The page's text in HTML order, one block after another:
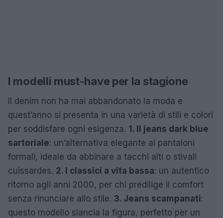
I modelli must-have per la stagione
Il denim non ha mai abbandonato la moda e
quest’anno si presenta in una varietà di stili e colori
per soddisfare ogni esigenza. 1. Il jeans dark blue
sartoriale: un’alternativa elegante ai pantaloni
formali, ideale da abbinare a tacchi alti o stivali
cuissardes. 2. I classici a vita bassa: un autentico
ritorno agli anni 2000, per chi predilige il comfort
senza rinunciare allo stile. 3. Jeans scampanati:
questo modello slancia la figura, perfetto per un